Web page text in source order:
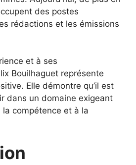
des postes
rédactions et les émissions
et à ses
Bouilhaguet représente
Elle démontre qu’il est
dans un domaine exigeant
compétence et à la